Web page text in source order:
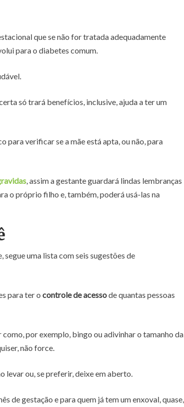
que se não for tratada adequadamente
para o diabetes comum.
só trará benefícios, inclusive, ajuda a ter um
para verificar se a mãe está apta, ou não, para
, assim a gestante guardará lindas lembranças
o próprio filho e, também, poderá usá-las na
uma lista com seis sugestões de
para ter o controle de acessode quantas pessoas
por exemplo, bingo ou adivinhar o tamanho da
não force.
levar ou, se preferir, deixe em aberto.
de gestação e para quem já tem um enxoval, quase,